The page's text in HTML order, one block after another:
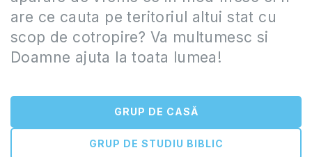
are ce cauta pe teritoriul altui stat cu
scop de cotropire? Va multumesc si
Doamne ajuta la toata lumea!
GRUP DE CASĂ
GRUP DE STUDIU BIBLIC